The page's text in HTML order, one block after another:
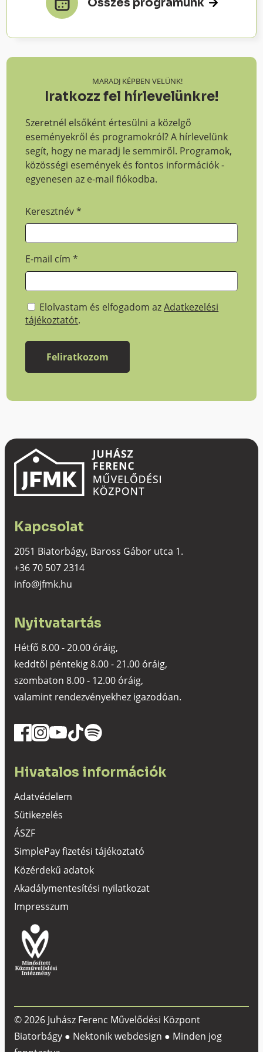
MARADJ KÉPBEN VELÜNK!
Iratkozz fel hírlevelünkre!
Szeretnél elsőként értesülni a közelgő
eseményekről és programokról? A hírlevelünk
segít, hogy ne maradj le semmiről. Programok,
közösségi események és fontos információk -
egyenesen az e-mail fiókodba.
Keresztnév*
E-mail cím*
Elolvastam és elfogadom azAdatkezelési
tájékoztatót.
Kapcsolat
2051 Biatorbágy, Baross Gábor utca 1.
+36 70 507 2314
info@jfmk.hu
Nyitvatartás
Hétfő 8.00 - 20.00 óráig,
keddtől péntekig 8.00 - 21.00 óráig,
szombaton 8.00 - 12.00 óráig,
valamint rendezvényekhez igazodóan.
Hivatalos információk
Adatvédelem
Sütikezelés
ÁSZF
SimplePay fizetési tájékoztató
Közérdekű adatok
Akadálymentesítési nyilatkozat
Impresszum
© 2026 Juhász Ferenc Művelődési Központ
Biatorbágy ● Nektonik webdesign ● Minden jog